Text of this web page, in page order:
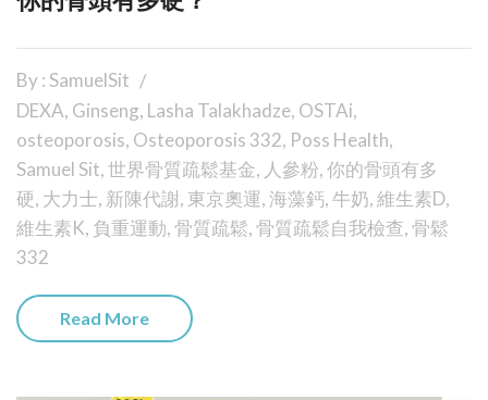
By : SamuelSit
DEXA, Ginseng, Lasha Talakhadze, OSTAi,
osteoporosis, Osteoporosis 332, Poss Health,
Samuel Sit,世界骨質疏鬆基金, 人參粉,你的骨頭有多
硬, 大力士, 新陳代謝, 東京奧運, 海藻鈣,牛奶,維生素D,
維生素K, 負重運動,骨質疏鬆,骨質疏鬆自我檢查,骨鬆
332
Read More